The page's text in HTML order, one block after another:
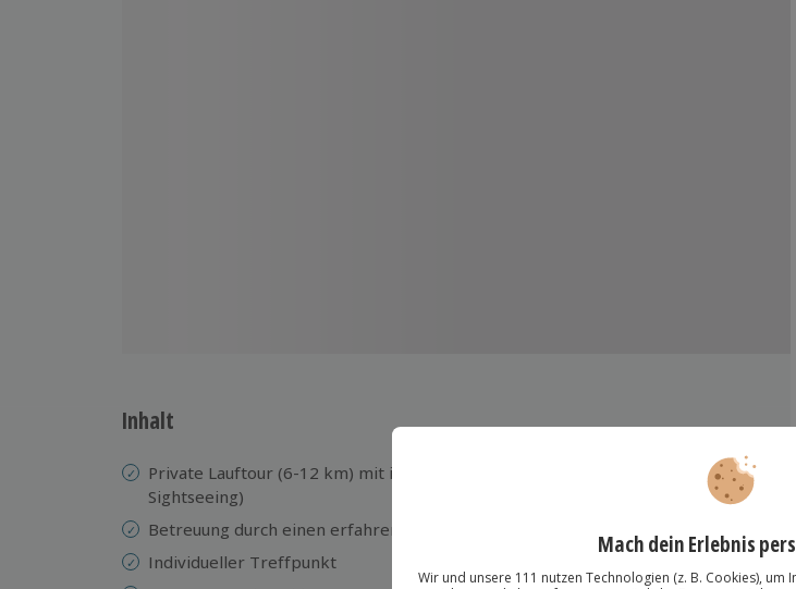
Inhalt
Private Lauftour (6-12 km) mit individuellem Schwerpunkt (Natur, Kultur,
Sightseeing)
Betreuung durch einen erfahrenen Guide
Individueller Treffpunkt